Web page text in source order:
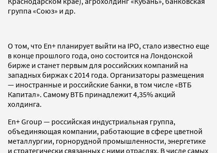
группа «Союз» и др.
О том, что En+ планирует выйти на IPO, стало известно еще
в конце прошлого года, оно состоится на Лондонской
бирже и станет первым для российских компаний на
западных биржах с 2014 года. Организаторы размещения
— иностранные и российские банки, в том числе «ВТБ
Капитал». Самому ВТБ принадлежит 4,35% акций
холдинга.
En+ Group — российская индустриальная группа,
объединяющая компании, работающие в сфере цветной
металлургии, горнорудной промышленности, энергетике
и стратегически связанных с ними отраслях. В числе самых